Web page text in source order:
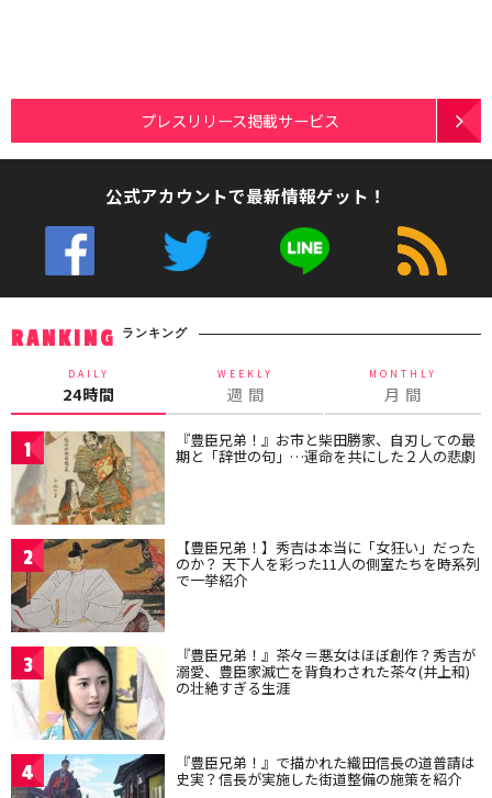
プレスリリース掲載サービス
公式アカウントで最新情報ゲット！
RANKING ランキング
DAILY
24時間
WEEKLY
週 間
MONTHLY
月 間
1 『豊臣兄弟！』お市と柴田勝家、自刃しての最
期と「辞世の句」…運命を共にした２人の悲劇
2 【豊臣兄弟！】秀吉は本当に「女狂い」だった
のか？ 天下人を彩った11人の側室たちを時系列
で一挙紹介
3 『豊臣兄弟！』茶々＝悪女はほぼ創作？秀吉が
溺愛、豊臣家滅亡を背負わされた茶々(井上和)
の壮絶すぎる生涯
4 『豊臣兄弟！』で描かれた織田信長の道普請は
史実？信長が実施した街道整備の施策を紹介